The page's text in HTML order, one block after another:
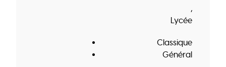
Lycée
Classique
Général